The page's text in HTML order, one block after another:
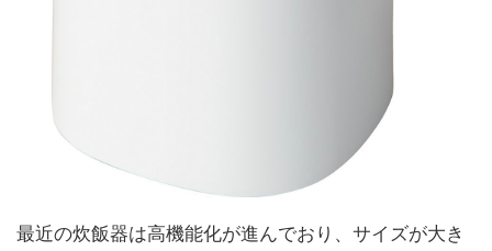
最近の炊飯器は高機能化が進んでおり、サイズが大き